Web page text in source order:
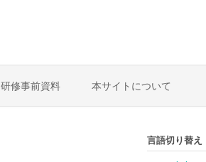
研修事前資料 本サイトについて
言語切り替え